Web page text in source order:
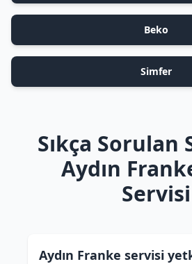
Beko
Simfer
Sıkça Sorulan
Aydın
Servisi
Aydın Franke servisi